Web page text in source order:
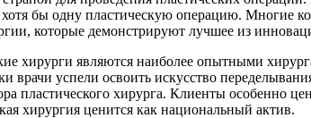
хотя бы одну пластическую операцию.
которые демонстрируют лучшее из
хирурги являются наиболее опытными
врачи успели освоить искусство
пластического хирурга. Клиенты особенно
хирургия ценится как национальный актив.